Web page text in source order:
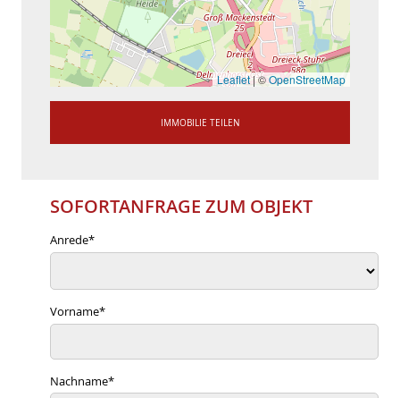
Leaflet|©OpenStreetMap
IMMOBILIE TEILEN
SOFORTANFRAGE ZUM OBJEKT
Anrede*
Vorname*
Nachname*